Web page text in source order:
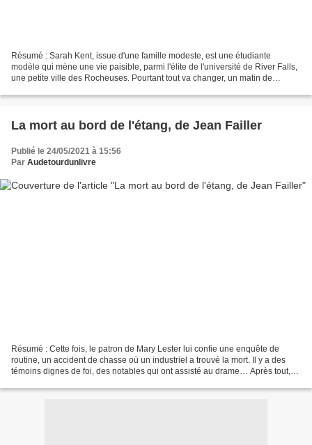
Résumé : Sarah Kent, issue d'une famille modeste, est une étudiante
modèle qui mène une vie paisible, parmi l'élite de l'université de River Falls,
une petite ville des Rocheuses. Pourtant tout va changer, un matin de
La mort au bord de l'étang, de Jean Failler
Publié le 24/05/2021 à 15:56
Par Audetourdunlivre
Résumé : Cette fois, le patron de Mary Lester lui confie une enquête de
routine, un accident de chasse où un industriel a trouvé la mort. Il y a des
témoins dignes de foi, des notables qui ont assisté au drame… Après tout,